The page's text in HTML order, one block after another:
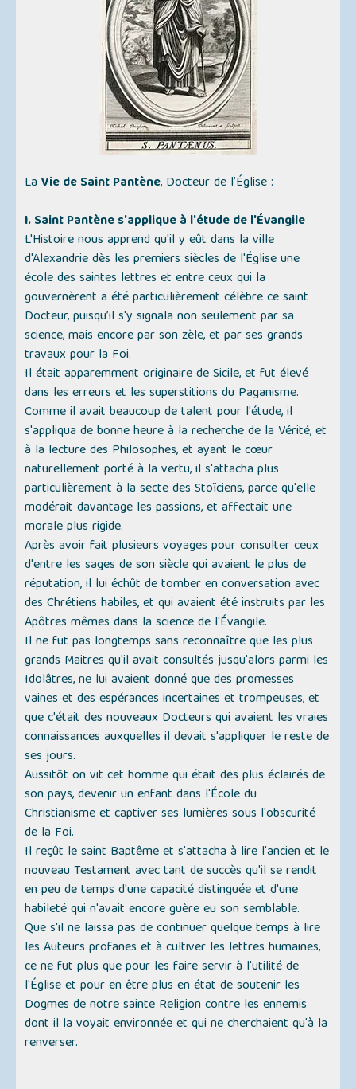
LaVie de Saint Pantène, Docteur de l’Église :
I. Saint Pantène s'applique à l'étude de l'Évangile
L'Histoire nous apprend qu'il y eût dans la ville
d'Alexandrie dès les premiers siècles de l'Église une
école des saintes lettres et entre ceux qui la
gouvernèrent a été particulièrement célèbre ce saint
Docteur, puisqu’il s'y signala non seulement par sa
science, mais encore par son zèle, et par ses grands
travaux pour la Foi.
Il était apparemment originaire de Sicile, et fut élevé
dans les erreurs et les superstitions du Paganisme.
Comme il avait beaucoup de talent pour l'étude, il
s'appliqua de bonne heure à la recherche de la Vérité, et
à la lecture des Philosophes, et ayant le cœur
naturellement porté à la vertu, il s'attacha plus
particulièrement à la secte des Stoïciens, parce qu'elle
modérait davantage les passions, et affectait une
morale plus rigide.
Après avoir fait plusieurs voyages pour consulter ceux
d'entre les sages de son siècle qui avaient le plus de
réputation, il lui échût de tomber en conversation avec
des Chrétiens habiles, et qui avaient été instruits par les
Apôtres mêmes dans la science de l'Évangile.
Il ne fut pas longtemps sans reconnaître que les plus
grands Maitres qu'il avait consultés jusqu'alors parmi les
Idolâtres, ne lui avaient donné que des promesses
vaines et des espérances incertaines et trompeuses, et
que c'était des nouveaux Docteurs qui avaient les vraies
connaissances auxquelles il devait s'appliquer le reste de
ses jours.
Aussitôt on vit cet homme qui était des plus éclairés de
son pays, devenir un enfant dans l'École du
Christianisme et captiver ses lumières sous l'obscurité
de la Foi.
Il reçût le saint Baptême et s'attacha à lire l'ancien et le
nouveau Testament avec tant de succès qu'il se rendit
en peu de temps d'une capacité distinguée et d'une
habileté qui n'avait encore guère eu son semblable.
Que s'il ne laissa pas de continuer quelque temps à lire
les Auteurs profanes et à cultiver les lettres humaines,
ce ne fut plus que pour les faire servir à l'utilité de
l'Église et pour en être plus en état de soutenir les
Dogmes de notre sainte Religion contre les ennemis
dont il la voyait environnée et qui ne cherchaient qu'à la
renverser.